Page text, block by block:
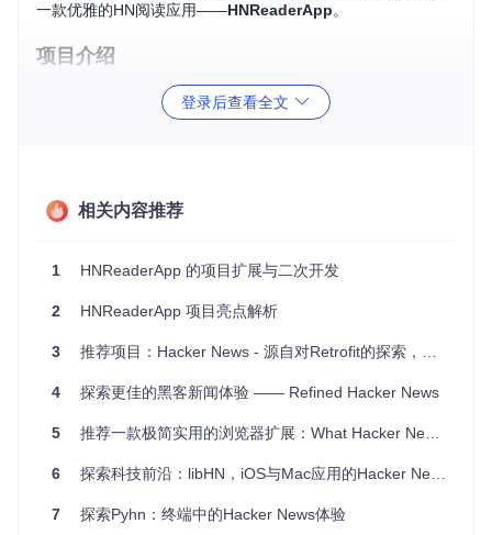
一款优雅的HN阅读应用——HNReaderApp。
项目介绍
HNReaderApp，正如其名，是一款面向macOS用户的Hacker
News专用阅读器。这款应用目前处于公开测试阶段，它邀请
项目技术分析
HNReaderApp采用了macOS平台上的标准开发工具和技术
代性和高性能。考虑到其界面展示效果，可以推测开发者巧妙
在黑暗模式和光明模式下的无缝切换，体现了对用户体验的极
动的便捷性。
项目及技术应用场景
对于那些每天追踪Hacker News的开发者、创业者和科技爱好
台。无论是早晨的第一杯咖啡旁，还是午后的休闲时刻，都能
登录后查看全文
相关内容推荐
1 HNReaderApp 的项目扩展与二次开发
2 HNReaderApp 项目亮点解析
3 推荐项目：Hacker News - 源自对Retrofit的探索，却成为你的日常阅读利器！
4 探索更佳的黑客新闻体验 —— Refined Hacker News
5 推荐一款极简实用的浏览器扩展：What Hacker News Says
6 探索科技前沿：libHN，iOS与Mac应用的Hacker News多功能工具
7 探索Pyhn：终端中的Hacker News体验